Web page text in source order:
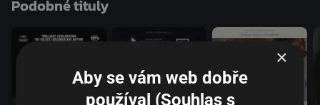
Podobné tituly
×
Aby se vám web dobře
používal (Souhlas s